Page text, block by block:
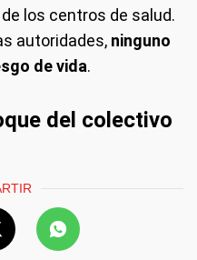
los centros de salud.
autoridades, ninguno
de vida.
del colectivo